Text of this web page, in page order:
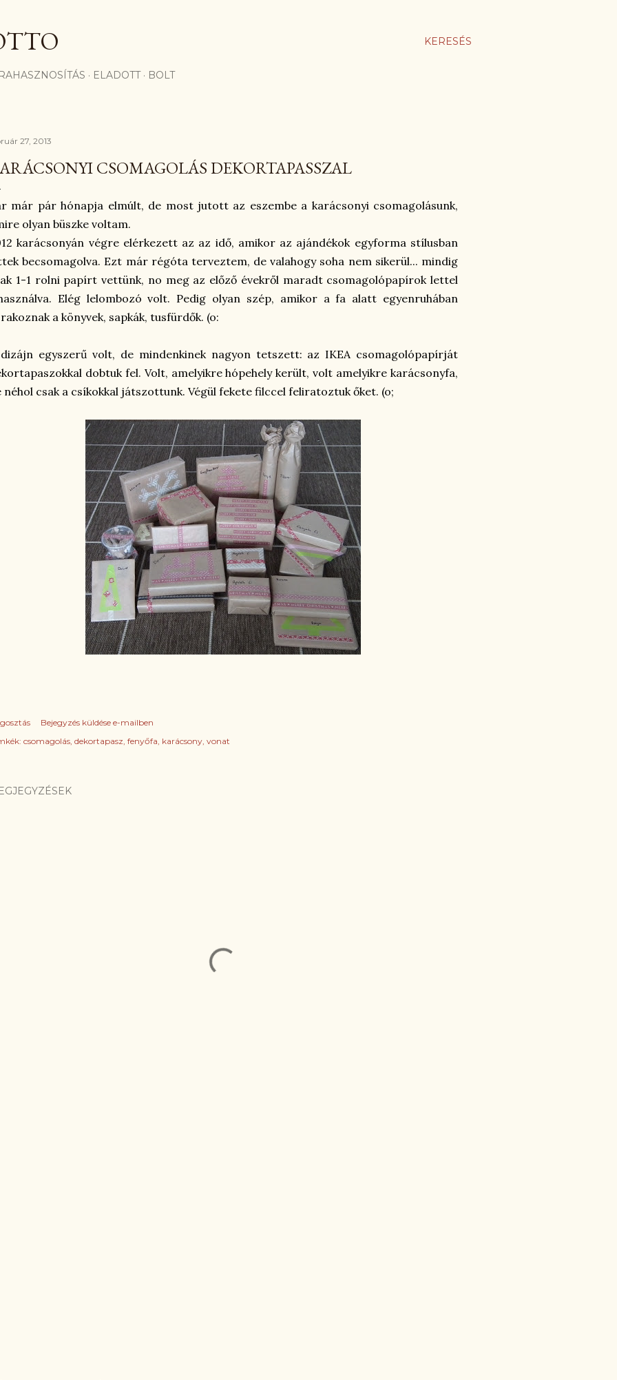
KERESÉS
ELADOTT BOLT
27, 2013
CSOMAGOLÁS DEKORTAPASSZAL
már pár hónapja elmúlt, de most jutott az eszembe a karácsonyi csomagolásunk,
olyan büszke voltam.
karácsonyán végre elérkezett az az idő, amikor az ajándékok egyforma stílusban
becsomagolva. Ezt már régóta terveztem, de valahogy soha nem sikerül... mindig
1-1 rolni papírt vettünk, no meg az előző évekről maradt csomagolópapírok lettel
Elég lelombozó volt. Pedig olyan szép, amikor a fa alatt egyenruhában
a könyvek, sapkák, tusfürdők. (o:
egyszerű volt, de mindenkinek nagyon tetszett: az IKEA csomagolópapírját
dobtuk fel. Volt, amelyikre hópehely került, volt amelyikre karácsonyfa,
néhol csak a csíkokkal játszottunk. Végül fekete filccel feliratoztuk őket. (o;
Bejegyzés küldése e-mailben
csomagolás dekortapasz fenyőfa karácsony vonat